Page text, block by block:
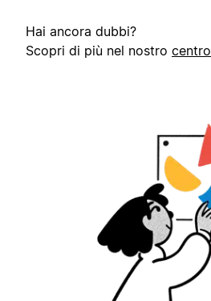
Hai ancora dubbi?
Scopri di più nel nostro